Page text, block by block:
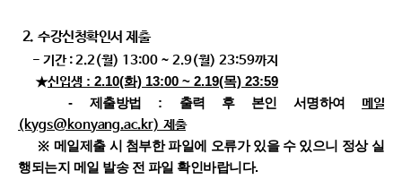
2. 수강신청확인서 제출
- 기간 : 2.2(월) 13:00 ~ 2.9(월) 23:59까지
★신입생 : 2.10(화) 13:00 ~ 2.19(목) 23:59
- 제출방법 : 출력 후 본인 서명하여 메일
(kygs@konyang.ac.kr) 제출
※ 메일제출 시 첨부한 파일에 오류가 있을 수 있으니 정상 실
행되는지 메일 발송 전 파일 확인바랍니다.